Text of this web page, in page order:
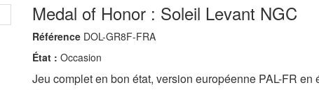
Medal of Honor : Soleil Levant NGC
Référence DOL-GR8F-FRA
État : Occasion
Jeu complet en bon état, version européenne PAL-FR en